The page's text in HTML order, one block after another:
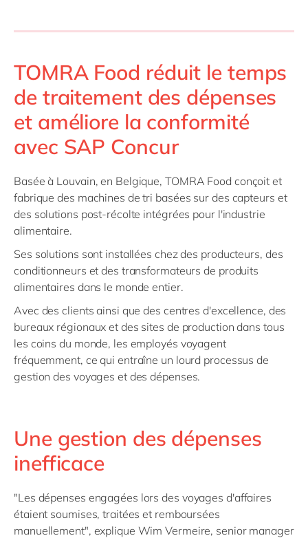
TOMRA Food réduit le temps
de traitement des dépenses
et améliore la conformité
avec SAP Concur
Basée à Louvain, en Belgique, TOMRA Food conçoit et
fabrique des machines de tri basées sur des capteurs et
des solutions post-récolte intégrées pour l'industrie
alimentaire.
Ses solutions sont installées chez des producteurs, des
conditionneurs et des transformateurs de produits
alimentaires dans le monde entier.
Avec des clients ainsi que des centres d'excellence, des
bureaux régionaux et des sites de production dans tous
les coins du monde, les employés voyagent
fréquemment, ce qui entraîne un lourd processus de
gestion des voyages et des dépenses.
Une gestion des dépenses
inefficace
"Les dépenses engagées lors des voyages d'affaires
étaient soumises, traitées et remboursées
manuellement", explique Wim Vermeire, senior manager